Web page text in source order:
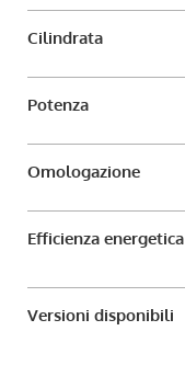
Cilindrata
Potenza
Omologazione
Efficienza energetica
Versioni disponibili